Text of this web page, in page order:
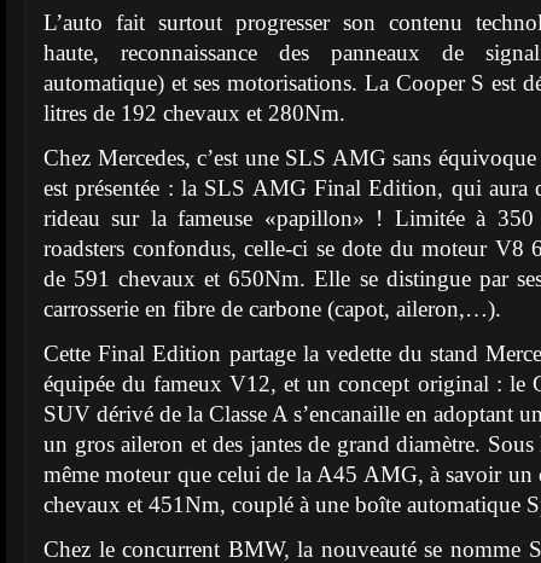
L’auto fait surtout progresser son contenu
haute, reconnaissance des panneaux de
automatique) et ses motorisations. La Cooper S est
litres de 192 chevaux et 280Nm.
Chez Mercedes, c’est une SLS AMG sans
est présentée : la SLS AMG Final Edition, qui aura
rideau sur la fameuse «papillon» ! Limitée à 350
roadsters confondus, celle-ci se dote du moteur V8
de 591 chevaux et 650Nm. Elle se distingue par
carrosserie en fibre de carbone (capot, aileron,…).
Cette Final Edition partage la vedette du stand
équipée du fameux V12, et un concept original :
SUV dérivé de la Classe A s’encanaille en adoptant
un gros aileron et des jantes de grand diamètre.
même moteur que celui de la A45 AMG, à savoir un
chevaux et 451Nm, couplé à une boîte automatique
Chez le concurrent BMW, la nouveauté se nomme